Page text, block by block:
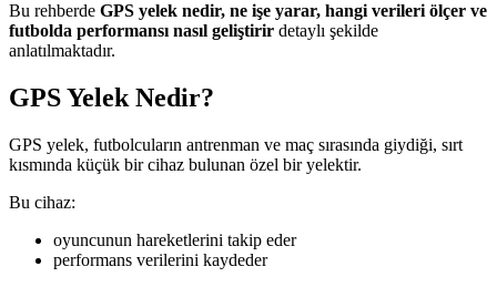
Bu rehberde GPS yelek nedir, ne işe yarar, hangi verileri ölçer ve
futbolda performansı nasıl geliştirir detaylı şekilde
anlatılmaktadır.
GPS Yelek Nedir?
GPS yelek, futbolcuların antrenman ve maç sırasında giydiği, sırt
kısmında küçük bir cihaz bulunan özel bir yelektir.
Bu cihaz:
oyuncunun hareketlerini takip eder
performans verilerini kaydeder